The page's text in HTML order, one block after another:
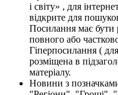
і світу» , для
відкрите для
Посилання має бути
повного або
Гіперпосилання (
розміщена в
матеріалу.
Новини з